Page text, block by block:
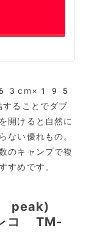
、63cm×195
ることでダブ
開けると自然に
ない優れもの。
のキャンプで複
すめです。
peak)
コ TM-